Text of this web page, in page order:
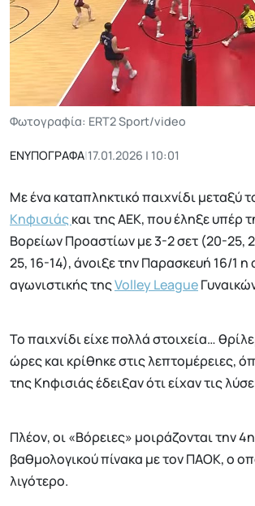
Φωτογραφία: ERT2 Sport/video
ΕΝΥΠΟΓΡΑΦΑ|17.01.2026 | 10:01
Με ένα καταπληκτικό παιχνίδι μεταξύ
Κηφισιάςκαι της ΑΕΚ, που έληξε υπέρ
Βορείων Προαστίων με 3-2 σετ (20-25,
25, 16-14), άνοιξε την Παρασκευή 16/1 η
αγωνιστικής τηςVolley League
Το παιχνίδι είχε πολλά στοιχεία…
ώρες και κρίθηκε στις λεπτομέρειες,
της Κηφισιάς έδειξαν ότι είχαν τις
Πλέον, οι «Βόρειες» μοιράζονται την
βαθμολογικού πίνακα με τον ΠΑΟΚ, ο
λιγότερο.